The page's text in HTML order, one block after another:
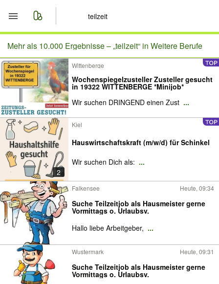
Start
Merkliste
Nachrichten
Anzeige aufgeben
Mehr als 10.000 Ergebnisse –„teilzeit“ in Weitere Berufe
Wittenberge
Wochenspiegelzusteller Zusteller gesucht
in 19322 WITTENBERGE *Minijob*
Wir suchen DRINGEND einen Zust ...
2
Kiel
Hauswirtschaftskraft (m/w/d) für Schinkel
Wir suchen Dich als: ...
Falkensee Heute, 09:34
Suche Teilzeitjob als Hausmeister gerne
Vormittags o. Urlaubsv.
Hallo liebe Arbeitgeber, ...
Wustermark Heute, 09:31
Suche Teilzeitjob als Hausmeister gerne
Vormittags o. Urlaubsv.